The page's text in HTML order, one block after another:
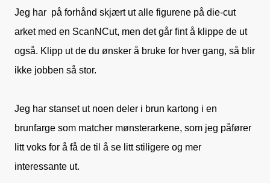
Jeg har på forhånd skjært ut alle figurene på die-cut
arket med en ScanNCut, men det går fint å klippe de ut
også. Klipp ut de du ønsker å bruke for hver gang, så blir
ikke jobben så stor.
Jeg har stanset ut noen deler i brun kartong i en
brunfarge som matcher mønsterarkene, som jeg påfører
litt voks for å få de til å se litt stiligere og mer
interessante ut.